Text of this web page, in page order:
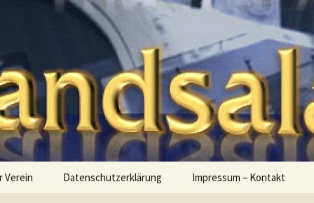
Bandsalat
Verein Datenschutzerklärung Impressum – Kontakt